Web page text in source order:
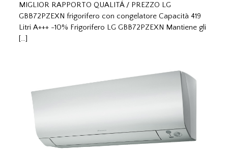
MIGLIOR RAPPORTO QUALITÁ / PREZZO LG
GBB72PZEXN frigorifero con congelatore Capacità 419
Litri A+++ -10% Frigorifero LG GBB72PZEXN Mantiene gli
[…]